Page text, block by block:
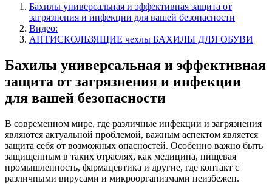
Бахилы универсальная и эффективная защита от
загрязнения и инфекции для вашей безопасности
Видео:
АНТИСКОЛЬЗЯЩИЕ чехлы БАХИЛЫ ДЛЯ ОБУВИ
Бахилы универсальная и эффективная
защита от загрязнения и инфекции
для вашей безопасности
В современном мире, где различные инфекции и загрязнения
являются актуальной проблемой, важным аспектом является
защита себя от возможных опасностей. Особенно важно быть
защищенным в таких отраслях, как медицина, пищевая
промышленность, фармацевтика и другие, где контакт с
различными вирусами и микроорганизмами неизбежен.